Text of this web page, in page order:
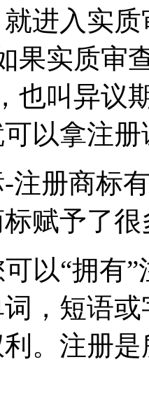
进入实
果实质审
也叫异议
以拿注册
注册商标
标赋予了
以“拥有
，短语
。注册